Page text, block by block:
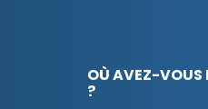
OÙ AVEZ-VOUS
?